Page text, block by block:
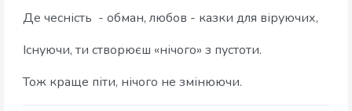
Де чесність - обман, любов - казки для віруючих,
Існуючи, ти створюєш «нічого» з пустоти.
Тож краще піти, нічого не змінюючи.